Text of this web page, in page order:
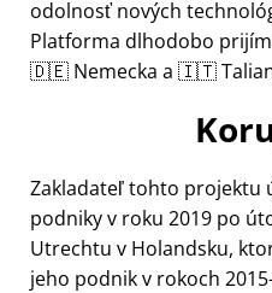
odolnosť nových
Platforma dlhodobo
🇩🇪 Nemecka a 🇮🇹
Zakladateľ tohto projektu
podniky v roku 2019 po
Utrechtu v Holandsku,
jeho podnik v rokoch